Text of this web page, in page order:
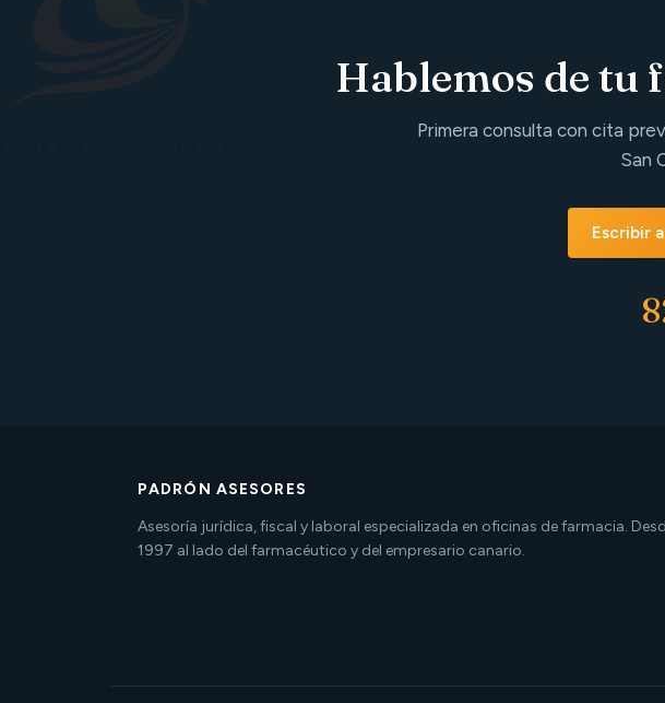
Hablemos de tu
Primera consulta con cita
San
Escribir
PADRÓN ASESORES
Asesoría jurídica, fiscal y laboral especializada en oficinas de farmacia.
1997 al lado del farmacéutico y del empresario canario.